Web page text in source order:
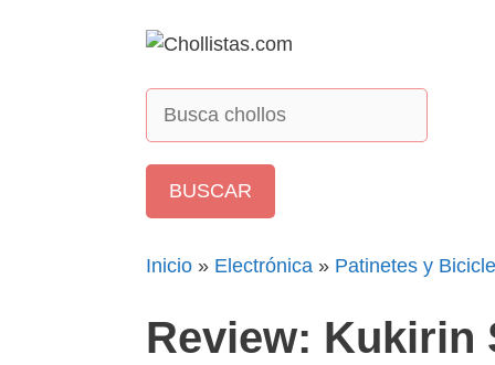
Inicio » Electrónica » Patinetes y
Review: Kukirin